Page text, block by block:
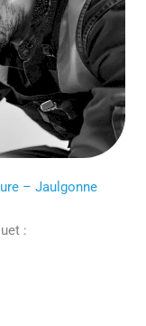
– Jaulgonne
: